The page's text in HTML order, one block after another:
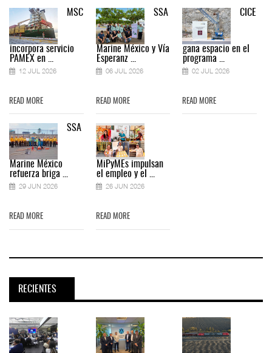
MSC
incorpora servicio
PAMEX en ...
12 JUL 2026
READ MORE
SSA
Marine México
refuerza briga ...
29 JUN 2026
READ MORE
SSA
Marine México y Vía
Esperanz ...
06 JUL 2026
READ MORE
MiPyMEs impulsan
el empleo y el ...
26 JUN 2026
READ MORE
CICE
gana espacio en el
programa ...
02 JUL 2026
READ MORE
RECIENTES